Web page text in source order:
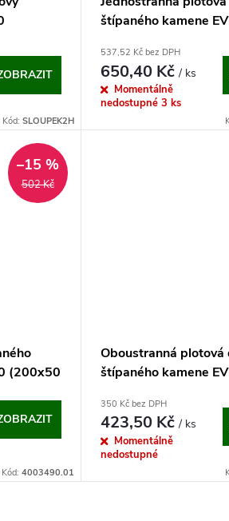
Kód: SLOUPEK2H
štípaného kamene
537,52 Kč bez DPH
650,40 Kč/ ks
Momentálně
nedostupné 3 ks
502 Kč
–15 %
(200x50
Kód: 4003490.01
Oboustranná plotová
štípaného kamene
350 Kč bez DPH
423,50 Kč/ ks
Momentálně
nedostupné